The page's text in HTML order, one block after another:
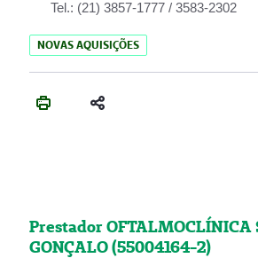
Tel.: (21) 3857-1777 / 3583-2302
NOVAS AQUISIÇÕES
Prestador OFTALMOCLÍNICA
GONÇALO (55004164-2)